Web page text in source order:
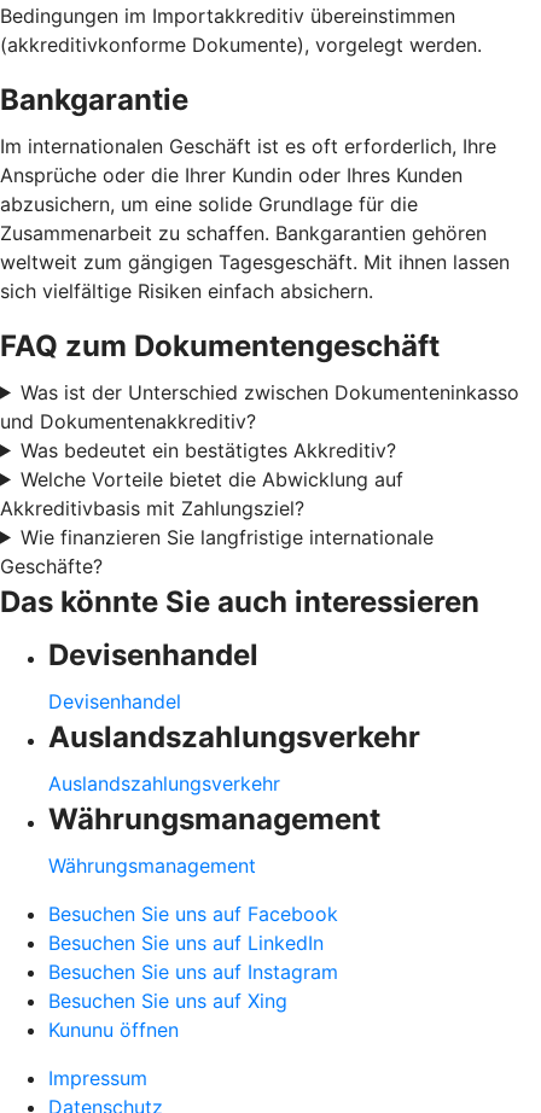
Bedingungen im Importakkreditiv übereinstimmen
(akkreditivkonforme Dokumente), vorgelegt werden.
Bankgarantie
Im internationalen Geschäft ist es oft erforderlich, Ihre
Ansprüche oder die Ihrer Kundin oder Ihres Kunden
abzusichern, um eine solide Grundlage für die
Zusammenarbeit zu schaffen. Bankgarantien gehören
weltweit zum gängigen Tagesgeschäft. Mit ihnen lassen
sich vielfältige Risiken einfach absichern.
FAQ zum Dokumentengeschäft
Was ist der Unterschied zwischen Dokumenteninkasso
und Dokumentenakkreditiv?
Was bedeutet ein bestätigtes Akkreditiv?
Welche Vorteile bietet die Abwicklung auf
Akkreditivbasis mit Zahlungsziel?
Wie finanzieren Sie langfristige internationale
Geschäfte?
Das könnte Sie auch interessieren
Devisenhandel
Devisenhandel
Auslandszahlungsverkehr
Auslandszahlungsverkehr
Währungsmanagement
Währungsmanagement
Besuchen Sie uns auf Facebook
Besuchen Sie uns auf LinkedIn
Besuchen Sie uns auf Instagram
Besuchen Sie uns auf Xing
Kununu öffnen
Impressum
Datenschutz